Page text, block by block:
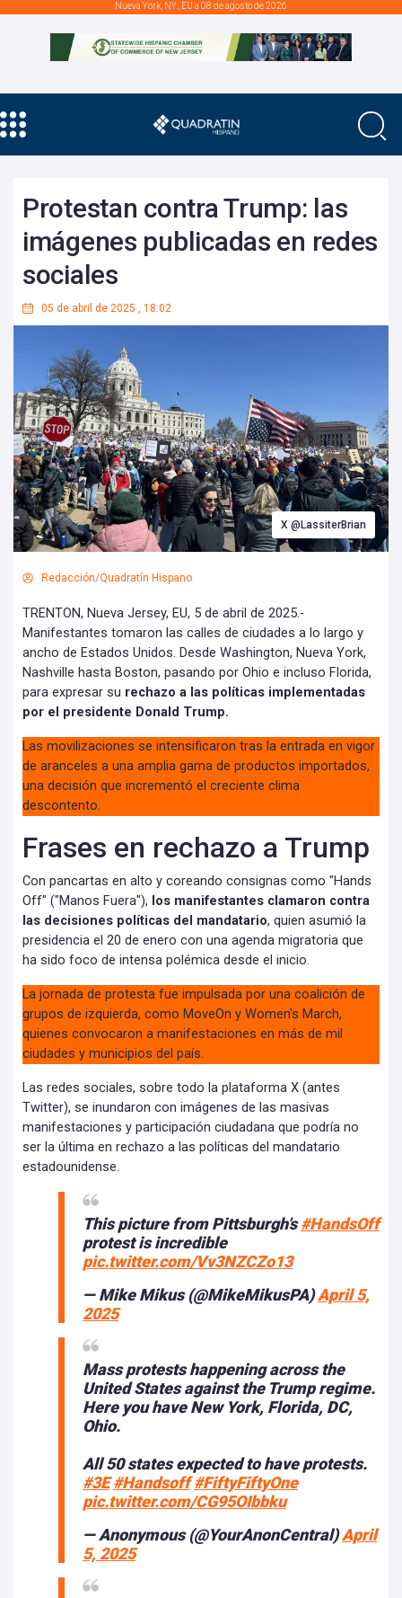
Nueva York, NY., EU a 08 de agosto de 2026
Protestan contra Trump: las
imágenes publicadas en redes
sociales
05 de abril de 2025 , 18:02
X @LassiterBrian
Redacción/Quadratín Hispano
TRENTON, Nueva Jersey, EU, 5 de abril de 2025.-
Manifestantes tomaron las calles de ciudades a lo largo y
ancho de Estados Unidos. Desde Washington, Nueva York,
Nashville hasta Boston, pasando por Ohio e incluso Florida,
para expresar su rechazo a las políticas implementadas
por el presidente Donald Trump.
Las movilizaciones se intensificaron tras la entrada en vigor
de aranceles a una amplia gama de productos importados,
una decisión que incrementó el creciente clima
descontento.
Frases en rechazo a Trump
Con pancartas en alto y coreando consignas como "Hands
Off" ("Manos Fuera"), los manifestantes clamaron contra
las decisiones políticas del mandatario, quien asumió la
presidencia el 20 de enero con una agenda migratoria que
ha sido foco de intensa polémica desde el inicio.
La jornada de protesta fue impulsada por una coalición de
grupos de izquierda, como MoveOn y Women's March,
quienes convocaron a manifestaciones en más de mil
ciudades y municipios del país.
Las redes sociales, sobre todo la plataforma X (antes
Twitter), se inundaron con imágenes de las masivas
manifestaciones y participación ciudadana que podría no
ser la última en rechazo a las políticas del mandatario
estadounidense.
This picture from Pittsburgh’s#HandsOff
protest is incredible
pic.twitter.com/Vv3NZCZo13
— Mike Mikus (@MikeMikusPA)April 5,
2025
Mass protests happening across the
United States against the Trump regime.
Here you have New York, Florida, DC,
Ohio.
All 50 states expected to have protests.
#3E #Handsoff #FiftyFiftyOne
pic.twitter.com/CG95OIbbku
— Anonymous (@YourAnonCentral)April
5, 2025